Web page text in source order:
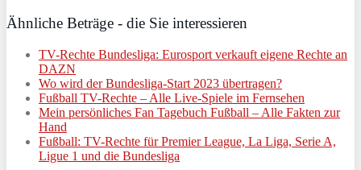
Ähnliche Beträge - die Sie interessieren
TV-Rechte Bundesliga: Eurosport verkauft eigene Rechte an
DAZN
Wo wird der Bundesliga-Start 2023 übertragen?
Fußball TV-Rechte – Alle Live-Spiele im Fernsehen
Mein persönliches Fan Tagebuch Fußball – Alle Fakten zur
Hand
Fußball: TV-Rechte für Premier League, La Liga, Serie A,
Ligue 1 und die Bundesliga